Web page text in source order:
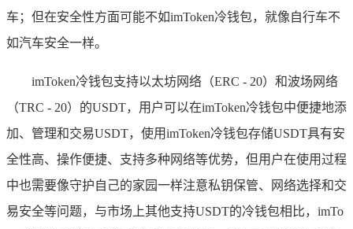
车；但在安全性方面可能不如imToken冷钱包，就像自行车不
如汽车安全一样。
imToken冷钱包支持以太坊网络（ERC - 20）和波场网络
（TRC - 20）的USDT，用户可以在imToken冷钱包中便捷地添
加、管理和交易USDT，使用imToken冷钱包存储USDT具有安
全性高、操作便捷、支持多种网络等优势，但用户在使用过程
中也需要像守护自己的家园一样注意私钥保管、网络选择和交
易安全等问题，与市场上其他支持USDT的冷钱包相比，imTo